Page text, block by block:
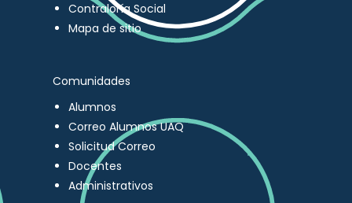
Contraloría Social
Mapa de sitio
Comunidades
Alumnos
Correo Alumnos UAQ
Solicitud Correo
Docentes
Administrativos